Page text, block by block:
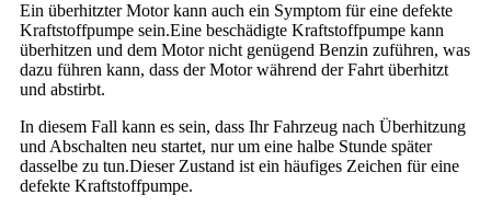
Ein überhitzter Motor kann auch ein Symptom für eine defekte
Kraftstoffpumpe sein.Eine beschädigte Kraftstoffpumpe kann
überhitzen und dem Motor nicht genügend Benzin zuführen, was
dazu führen kann, dass der Motor während der Fahrt überhitzt
und abstirbt.
In diesem Fall kann es sein, dass Ihr Fahrzeug nach Überhitzung
und Abschalten neu startet, nur um eine halbe Stunde später
dasselbe zu tun.Dieser Zustand ist ein häufiges Zeichen für eine
defekte Kraftstoffpumpe.